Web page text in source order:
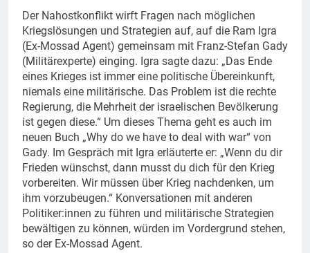
Der Nahostkonflikt wirft Fragen nach möglichen
Kriegslösungen und Strategien auf, auf die Ram Igra
(Ex-Mossad Agent) gemeinsam mit Franz-Stefan Gady
(Militärexperte) einging. Igra sagte dazu: „Das Ende
eines Krieges ist immer eine politische Übereinkunft,
niemals eine militärische. Das Problem ist die rechte
Regierung, die Mehrheit der israelischen Bevölkerung
ist gegen diese.“ Um dieses Thema geht es auch im
neuen Buch „Why do we have to deal with war“ von
Gady. Im Gespräch mit Igra erläuterte er: „Wenn du dir
Frieden wünschst, dann musst du dich für den Krieg
vorbereiten. Wir müssen über Krieg nachdenken, um
ihm vorzubeugen.“ Konversationen mit anderen
Politiker:innen zu führen und militärische Strategien
bewältigen zu können, würden im Vordergrund stehen,
so der Ex-Mossad Agent.